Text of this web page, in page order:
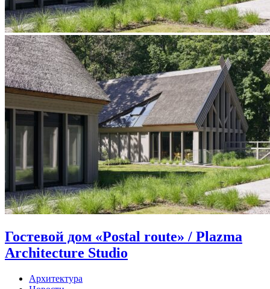
Гостевой дом «Postal route» / Plazma
Architecture Studio
Архитектура